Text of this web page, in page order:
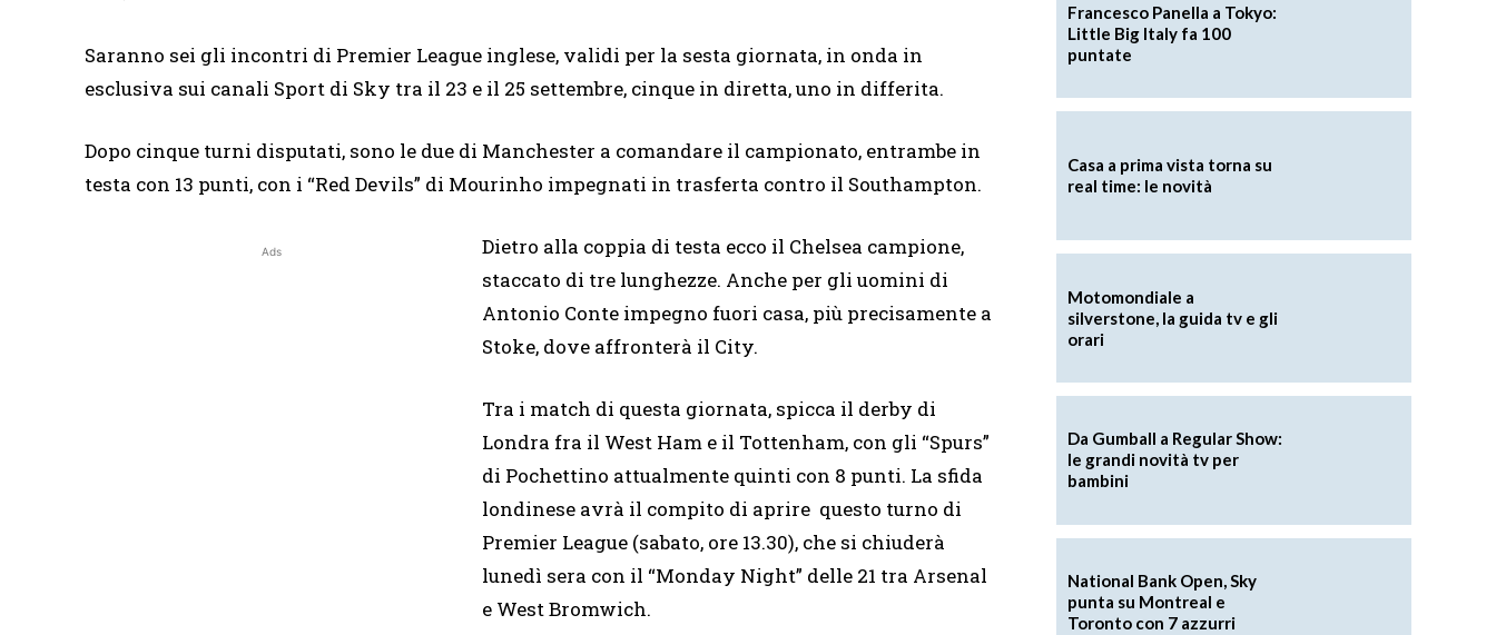
Saranno sei gli incontri di Premier League inglese, validi per la sesta giornata, in onda in
esclusiva sui canali Sport di Sky tra il 23 e il 25 settembre, cinque in diretta, uno in differita.
Dopo cinque turni disputati, sono le due di Manchester a comandare il campionato, entrambe in
testa con 13 punti, con i “Red Devils” di Mourinho impegnati in trasferta contro il Southampton.
Ads
Dietro alla coppia di testa ecco il Chelsea campione,
staccato di tre lunghezze. Anche per gli uomini di
Antonio Conte impegno fuori casa, più precisamente a
Stoke, dove affronterà il City.
Tra i match di questa giornata, spicca il derby di
Londra fra il West Ham e il Tottenham, con gli “Spurs”
di Pochettino attualmente quinti con 8 punti. La sfida
londinese avrà il compito di aprire questo turno di
Premier League (sabato, ore 13.30), che si chiuderà
lunedì sera con il “Monday Night” delle 21 tra Arsenal
e West Bromwich.
Francesco Panella a Tokyo:
Little Big Italy fa 100
puntate
Casa a prima vista torna su
real time: le novità
Motomondiale a
silverstone, la guida tv e gli
orari
Da Gumball a Regular Show:
le grandi novità tv per
bambini
National Bank Open, Sky
punta su Montreal e
Toronto con 7 azzurri